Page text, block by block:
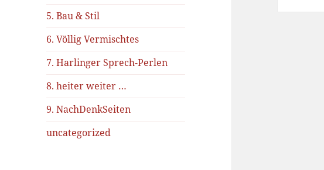
5. Bau & Stil
6. Völlig Vermischtes
7. Harlinger Sprech-Perlen
8. heiter weiter …
9. NachDenkSeiten
uncategorized